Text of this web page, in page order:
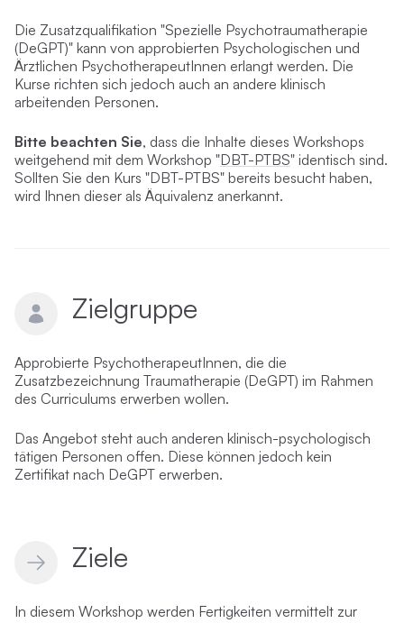
Die Zusatzqualifikation "Spezielle Psychotraumatherapie
(DeGPT)" kann von approbierten Psychologischen und
Ärztlichen PsychotherapeutInnen erlangt werden. Die
Kurse richten sich jedoch auch an andere klinisch
arbeitenden Personen.
Bitte beachten Sie, dass die Inhalte dieses Workshops
weitgehend mit dem Workshop "DBT-PTBS" identisch sind.
Sollten Sie den Kurs "DBT-PTBS" bereits besucht haben,
wird Ihnen dieser als Äquivalenz anerkannt.
Zielgruppe
Approbierte PsychotherapeutInnen, die die
Zusatzbezeichnung Traumatherapie (DeGPT) im Rahmen
des Curriculums erwerben wollen.
Das Angebot steht auch anderen klinisch-psychologisch
tätigen Personen offen. Diese können jedoch kein
Zertifikat nach DeGPT erwerben.
Ziele
In diesem Workshop werden Fertigkeiten vermittelt zur